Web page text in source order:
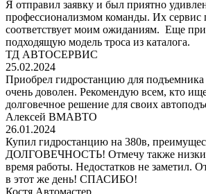
Я отправил заявку и был приятно
профессионализмом команды. Их сервис
соответствует моим ожиданиям. Еще
подходящую модель троса из каталога.
ТД АВТОСЕРВИС
25.02.2024
Приобрел гидростанцию для подъемника
очень доволен. Рекомендую всем, кто
долговечное решение для своих
Алексей ВМАВТО
26.01.2024
Купил гидростанцию на 380в,
ДОЛГОВЕЧНОСТЬ! Отмечу также
время работы. Недостатков не
в этот же день! СПАСИБО!
Костя Автомастер